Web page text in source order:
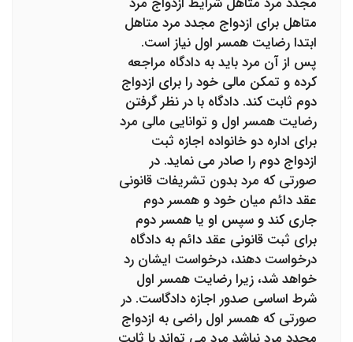
متاهل برای ازدواج مجدد مرد متاهل
ابتدا رضایت همسر اول نیاز است.
پس از آن مرد باید به دادگاه مراجعه
کرده و تمکن مالی خود را برای ازدواج
دوم ثابت کند. دادگاه با در نظر گرفتن
رضایت همسر اول و توانایی مالی مرد
برای اداره دو خانواده اجازه ثبت
ازدواج دوم را صادر می نماید. در
صورتی که مرد بدون تشریفات قانونی
عقد دائم میان خود و همسر دوم
جاری کند و سپس او یا همسر دوم
برای ثبت قانونی عقد دائم به دادگاه
درخواست دهند، درخواست ایشان رد
خواهد شد، زیرا رضایت همسر اول
شرط اساسی صدور اجازه دادگاست. در
صورتی که همسر اول راضی به ازدواج